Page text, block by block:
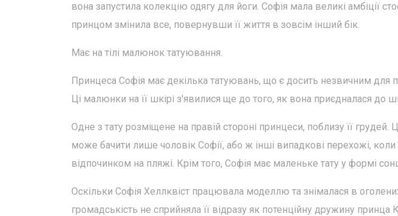
вона запустила колекцію одягу для йоги. Софія мала великі амбіції
принцом змінила все, повернувши її життя в зовсім інший бік.
Має на тілі малюнок татуювання.
Принцеса Софія має декілька татуювань, що є досить незвичним для
Ці малюнки на її шкірі з'явилися ще до того, як вона приєдналася до
Одне з тату розміщене на правій стороні принцеси, поблизу її
може бачити лише чоловік Софії, або ж інші випадкові перехожі,
відпочинком на пляжі. Крім того, Софія має маленьке тату у формі
Оскільки Софія Хеллквіст працювала моделлю та знімалася в
громадськість не сприйняла її відразу як потенційну дружину